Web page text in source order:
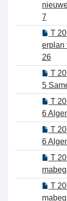
7
T
erplan
26
T
5
T
6
T
6
T
T